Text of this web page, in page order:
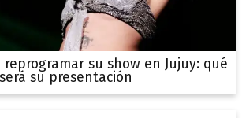
reprogramar su show en Jujuy: qué
su presentación